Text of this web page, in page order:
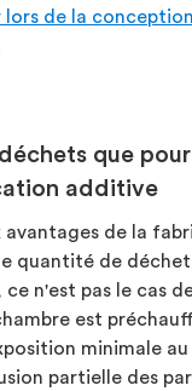
lors de la
que
additive
avantages de la
quantité de
n'est pas le cas
est
minimale au
partielle des